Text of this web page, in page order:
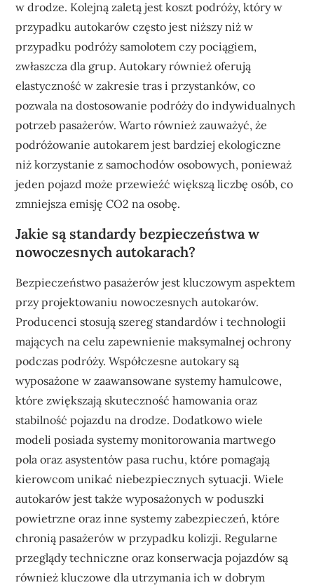
w drodze. Kolejną zaletą jest koszt podróży, który w
przypadku autokarów często jest niższy niż w
przypadku podróży samolotem czy pociągiem,
zwłaszcza dla grup. Autokary również oferują
elastyczność w zakresie tras i przystanków, co
pozwala na dostosowanie podróży do indywidualnych
potrzeb pasażerów. Warto również zauważyć, że
podróżowanie autokarem jest bardziej ekologiczne
niż korzystanie z samochodów osobowych, ponieważ
jeden pojazd może przewieźć większą liczbę osób, co
zmniejsza emisję CO2 na osobę.
Jakie są standardy bezpieczeństwa w
nowoczesnych autokarach?
Bezpieczeństwo pasażerów jest kluczowym aspektem
przy projektowaniu nowoczesnych autokarów.
Producenci stosują szereg standardów i technologii
mających na celu zapewnienie maksymalnej ochrony
podczas podróży. Współczesne autokary są
wyposażone w zaawansowane systemy hamulcowe,
które zwiększają skuteczność hamowania oraz
stabilność pojazdu na drodze. Dodatkowo wiele
modeli posiada systemy monitorowania martwego
pola oraz asystentów pasa ruchu, które pomagają
kierowcom unikać niebezpiecznych sytuacji. Wiele
autokarów jest także wyposażonych w poduszki
powietrzne oraz inne systemy zabezpieczeń, które
chronią pasażerów w przypadku kolizji. Regularne
przeglądy techniczne oraz konserwacja pojazdów są
również kluczowe dla utrzymania ich w dobrym